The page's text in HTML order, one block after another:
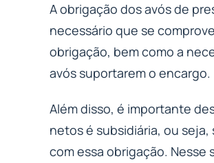
A obrigação dos avós de
necessário que se
obrigação, bem como a
avós suportarem o encargo.
Além disso, é importante
netos é subsidiária, ou
com essa obrigação.